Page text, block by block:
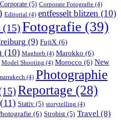
Corporate (5) Corporate Fotografie (4)
Editorial (4) entfesselt blitzen (10)
(15)Fotografie (39)
(9) FujiX (6)
(10) Maghreb (4) Marokko (6)
Model Shooting (4) Morocco (6) New
(4) Photographie
Reportage (28)
(11) Stativ (5) storytelling (4)
(6) Strobist (5) Travel (8)